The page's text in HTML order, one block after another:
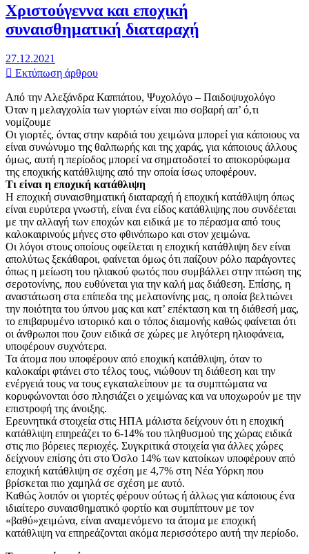
Χριστούγεννα και εποχική
συναισθηματική διαταραχή
27.12.2021
Εκτύπωση άρθρου
Από την Αλεξάνδρα Καππάτου, Ψυχολόγο – Παιδοψυχολόγο
Όταν η μελαγχολία των γιορτών είναι πιο σοβαρή απ’ ό,τι
νομίζουμε
Οι γιορτές, όντας στην καρδιά του χειμώνα μπορεί για κάποιους να
είναι συνώνυμο της θαλπωρής και της χαράς, για κάποιους άλλους
όμως, αυτή η περίοδος μπορεί να σηματοδοτεί το αποκορύφωμα
της εποχικής κατάθλιψης από την οποία ίσως υποφέρουν.
Τι είναι η εποχική κατάθλιψη
Η εποχική συναισθηματική διαταραχή ή εποχική κατάθλιψη όπως
είναι ευρύτερα γνωστή, είναι ένα είδος κατάθλιψης που συνδέεται
με την αλλαγή των εποχών και ειδικά με το πέρασμα από τους
καλοκαιρινούς μήνες στο φθινόπωρο και στον χειμώνα.
Οι λόγοι στους οποίους οφείλεται η εποχική κατάθλιψη δεν είναι
απολύτως ξεκάθαροι, φαίνεται όμως ότι παίζουν ρόλο παράγοντες
όπως η μείωση του ηλιακού φωτός που συμβάλλει στην πτώση της
σεροτονίνης, που ευθύνεται για την καλή μας διάθεση. Επίσης, η
αναστάτωση στα επίπεδα της μελατονίνης μας, η οποία βελτιώνει
την ποιότητα του ύπνου μας και κατ’ επέκταση και τη διάθεσή μας,
το επιβαρυμένο ιστορικό και ο τόπος διαμονής καθώς φαίνεται ότι
οι άνθρωποι που ζουν ειδικά σε χώρες με λιγότερη ηλιοφάνεια,
υποφέρουν συχνότερα.
Τα άτομα που υποφέρουν από εποχική κατάθλιψη, όταν το
καλοκαίρι φτάνει στο τέλος τους, νιώθουν τη διάθεση και την
ενέργειά τους να τους εγκαταλείπουν με τα συμπτώματα να
κορυφώνονται όσο πλησιάζει ο χειμώνας και να υποχωρούν με την
επιστροφή της άνοιξης.
Ερευνητικά στοιχεία στις ΗΠΑ μάλιστα δείχνουν ότι η εποχική
κατάθλιψη επηρεάζει το 6-14% του πληθυσμού της χώρας ειδικά
στις πιο βόρειες περιοχές. Συγκριτικά στοιχεία για άλλες χώρες
δείχνουν επίσης ότι στο Όσλο 14% των κατοίκων υποφέρουν από
εποχική κατάθλιψη σε σχέση με 4,7% στη Νέα Υόρκη που
βρίσκεται πιο χαμηλά σε σχέση με αυτό.
Καθώς λοιπόν οι γιορτές φέρουν ούτως ή άλλως για κάποιους ένα
ιδιαίτερο συναισθηματικό φορτίο και συμπίπτουν με τον
«βαθύ»χειμώνα, είναι αναμενόμενο τα άτομα με εποχική
κατάθλιψη να επηρεάζονται ακόμα περισσότερο αυτή την περίοδο.